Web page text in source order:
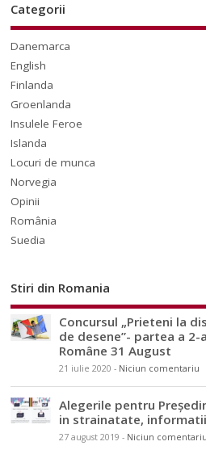
Categorii
Danemarca
English
Finlanda
Groenlanda
Insulele Feroe
Islanda
Locuri de munca
Norvegia
Opinii
România
Suedia
Stiri din Romania
Concursul „Prieteni la
de desene”- partea a
Române 31 August
21 iulie 2020 - Niciun comentariu
Alegerile pentru
in strainatate,
27 august 2019 - Niciun comentariu